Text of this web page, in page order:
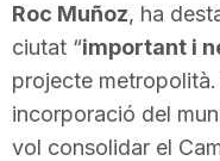
o
Roc Muñoz, ha
ciutat “important i
projecte
incorporació del
vol consolidar el